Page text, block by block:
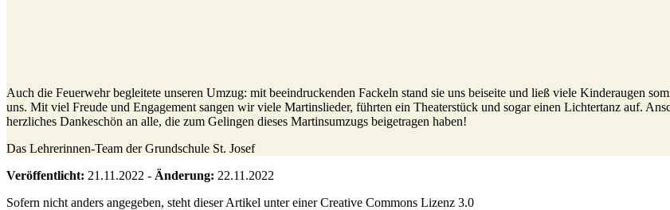
Auch die Feuerwehr begleitete unseren Umzug: mit beeindruckenden Fackeln stand sie uns beiseite und ließ viele Kinderaugen
uns. Mit viel Freude und Engagement sangen wir viele Martinslieder, führten ein Theaterstück und sogar einen Lichtertanz auf.
herzliches Dankeschön an alle, die zum Gelingen dieses Martinsumzugs beigetragen haben!
Das Lehrerinnen-Team der Grundschule St. Josef
Veröffentlicht: 21.11.2022 - Änderung: 22.11.2022
Sofern nicht anders angegeben, steht dieser Artikel unter einer Creative Commons Lizenz 3.0